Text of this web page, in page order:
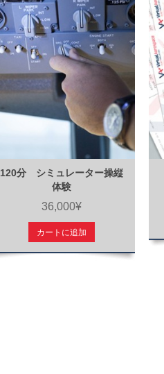
120分 シミュレーター操縦
体験
36,000¥
カートに追加